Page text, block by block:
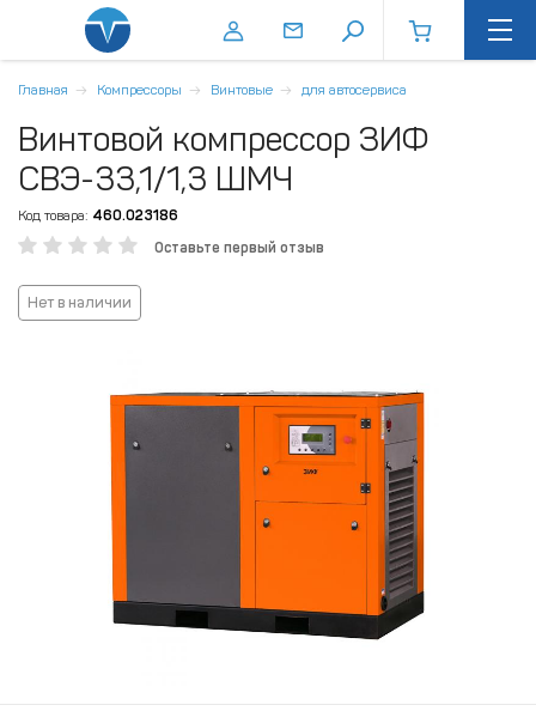
Главная Компрессоры Винтовые для автосервиса
Винтовой компрессор ЗИФ
СВЭ-33,1/1,3 ШМЧ
Код товара: 460.023186
Оставьте первый отзыв
Нет в наличии